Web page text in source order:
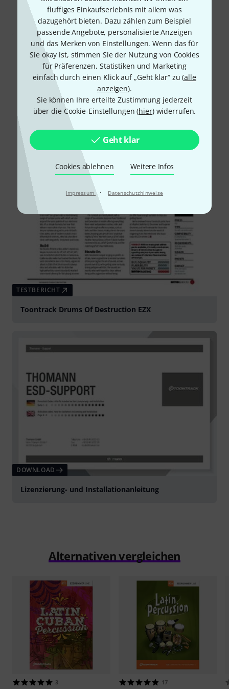
fluffiges Einkaufserlebnis mit allem was
dazugehört bieten. Dazu zählen zum Beispiel
passende Angebote, personalisierte Anzeigen
und das Merken von Einstellungen. Wenn das für
Sie okay ist, stimmen Sie der Nutzung von Cookies
für Präferenzen, Statistiken und Marketing
einfach durch einen Klick auf „Geht klar“ zu (alle
anzeigen).
Sie können Ihre erteilte Zustimmung jederzeit
über die Cookie-Einstellungen (hier) widerrufen.
Geht klar
Cookies ablehnen Weitere Infos
Impressum · Datenschutzhinweise
Alle Testberichte Downloads
TESTBERICHT
Toontrack Drums Of Destruction EZX
DOWNLOAD
Lizenzierung- und Installationanleitung
Alternativen vergleichen
3 17